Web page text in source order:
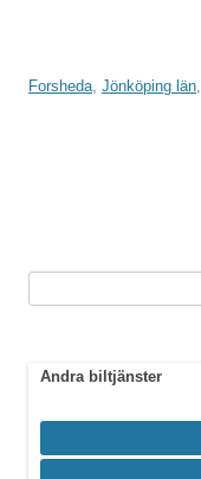
Forsheda, Jönköping län,
Andra biltjänster